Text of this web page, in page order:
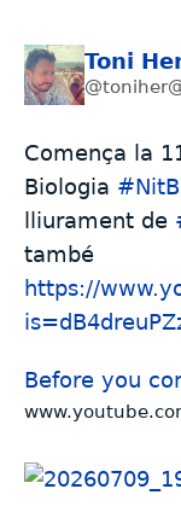
Toni
Comença la
Biologia #
lliurament de
també
https://
Before you